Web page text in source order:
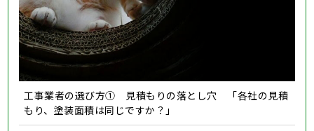
工事業者の選び方① 見積もりの落とし穴 「各社の見積
もり、塗装面積は同じですか？」